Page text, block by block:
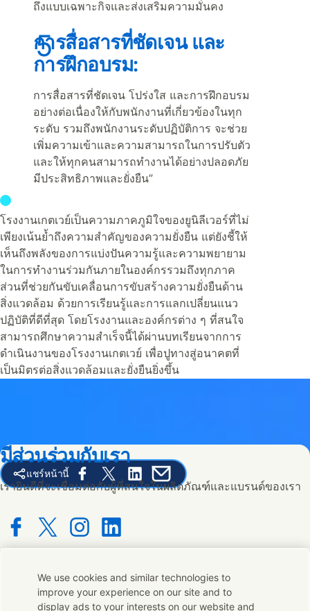
ถึงแบบเฉพาะกิจและส่งเสริมความมั่นคง
การสื่อสารที่ชัดเจน และ
การฝึกอบรม:
การสื่อสารที่ชัดเจน โปร่งใส และการฝึกอบรม
อย่างต่อเนื่องให้กับพนักงานที่เกี่ยวข้องในทุก
ระดับ รวมถึงพนักงานระดับปฏิบัติการ จะช่วย
เพิ่มความเข้าและความสามารถในการปรับตัว
และให้ทุกคนสามารถทำงานได้อย่างปลอดภัย
มีประสิทธิภาพและยั่งยืน”
โรงงานเกตเวย์เป็นความภาคภูมิใจของยูนิลีเวอร์ที่ไม่
เพียงเน้นย้ำถึงความสำคัญของความยั่งยืน แต่ยังชี้ให้
เห็นถึงพลังของการแบ่งปันความรู้และความพยายาม
ในการทำงานร่วมกันภายในองค์กรรวมถึงทุกภาค
ส่วนที่ช่วยกันขับเคลื่อนการขับสร้างความยั่งยืนด้าน
สิ่งแวดล้อม ด้วยการเรียนรู้และการแลกเปลี่ยนแนว
ปฏิบัติที่ดีที่สุด โดยโรงงานและองค์กรต่าง ๆ ที่สนใจ
สามารถศึกษาความสำเร็จนี้ได้ผ่านบทเรียนจากการ
ดำเนินงานของโรงงานเกตเวย์ เพื่อปูทางสู่อนาคตที่
เป็นมิตรต่อสิ่งแวดล้อมและยั่งยืนยิ่งขึ้น
แชร์หน้านี้
Share this page on Facebook
Share this page on X
Share this page on Linked In
Share this page on E-mail
มีส่วนร่วมกับเรา
เรายินดีที่จะเชื่อมต่อกับผู้ที่สนใจในผลิตภัณฑ์และแบรนด์ของเรา
ติดต่อเรา
We use cookies and similar technologies to
improve your experience on our site and to
display ads to your interests on our website and